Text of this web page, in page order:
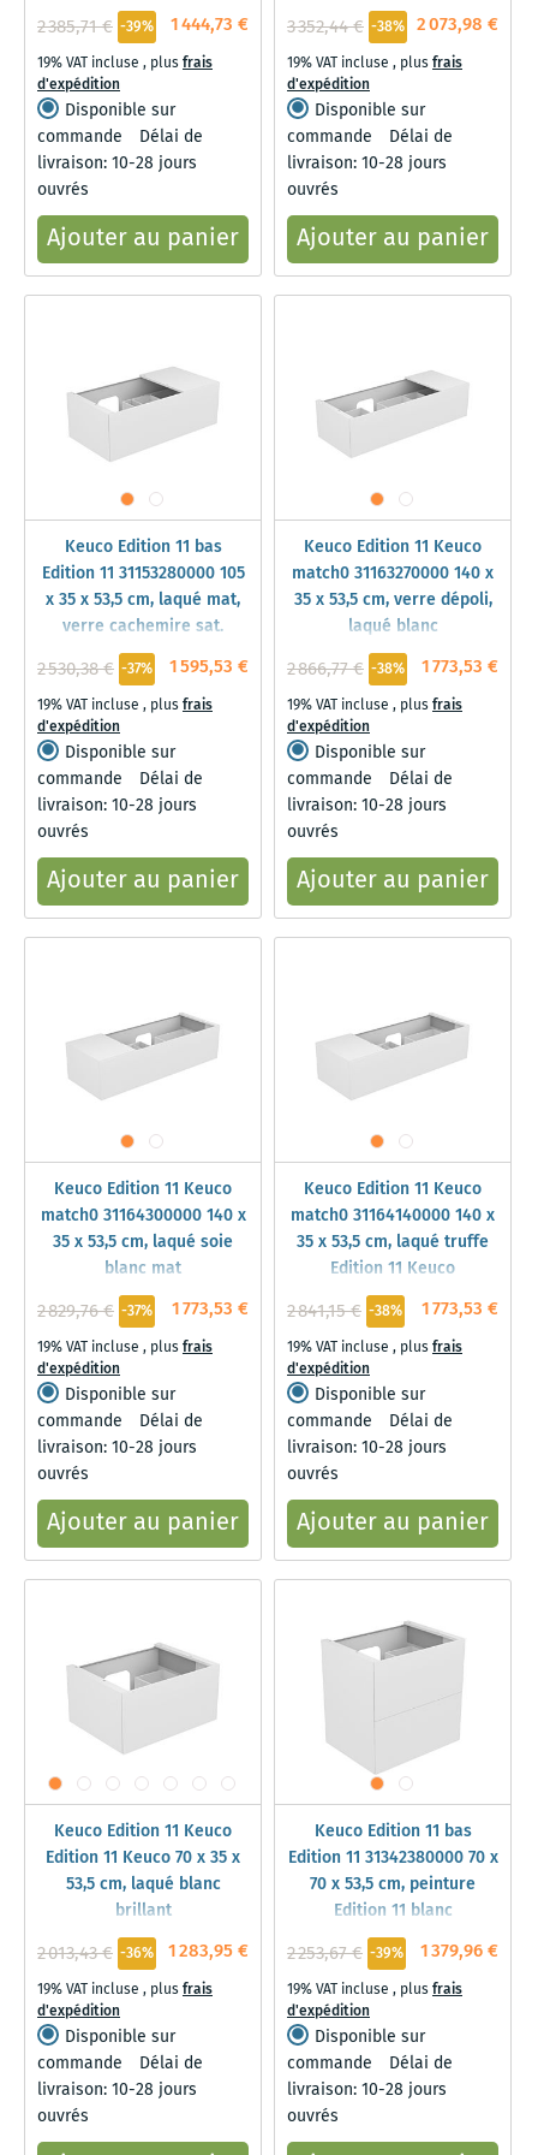
1 444,73 €
2 385,71 € -39%
19% VAT incluse , plusfrais
d'expédition
Disponible sur
commande
Délai de
livraison: 10-28 jours
ouvrés
Ajouter au panier
2 073,98 €
3 352,44 € -38%
19% VAT incluse , plusfrais
d'expédition
Disponible sur
commande
Délai de
livraison: 10-28 jours
ouvrés
Ajouter au panier
Keuco Edition 11 bas
Edition 11 31153280000 105
x 35 x 53,5 cm, laqué mat,
verre cachemire sat.
1 595,53 €
2 530,38 € -37%
19% VAT incluse , plusfrais
d'expédition
Disponible sur
commande
Délai de
livraison: 10-28 jours
ouvrés
Ajouter au panier
Keuco Edition 11 Keuco
match0 31163270000 140 x
35 x 53,5 cm, verre dépoli,
laqué blanc
1 773,53 €
2 866,77 € -38%
19% VAT incluse , plusfrais
d'expédition
Disponible sur
commande
Délai de
livraison: 10-28 jours
ouvrés
Ajouter au panier
Keuco Edition 11 Keuco
match0 31164300000 140 x
35 x 53,5 cm, laqué soie
blanc mat
1 773,53 €
2 829,76 € -37%
19% VAT incluse , plusfrais
d'expédition
Disponible sur
commande
Délai de
livraison: 10-28 jours
ouvrés
Ajouter au panier
Keuco Edition 11 Keuco
match0 31164140000 140 x
35 x 53,5 cm, laqué truffe
Edition 11 Keuco
1 773,53 €
2 841,15 € -38%
19% VAT incluse , plusfrais
d'expédition
Disponible sur
commande
Délai de
livraison: 10-28 jours
ouvrés
Ajouter au panier
Keuco Edition 11 Keuco
Edition 11 Keuco 70 x 35 x
53,5 cm, laqué blanc
brillant
1 283,95 €
2 013,43 € -36%
19% VAT incluse , plusfrais
d'expédition
Disponible sur
commande
Délai de
livraison: 10-28 jours
ouvrés
Keuco Edition 11 bas
Edition 11 31342380000 70 x
70 x 53,5 cm, peinture
Edition 11 blanc
1 379,96 €
2 253,67 € -39%
19% VAT incluse , plusfrais
d'expédition
Disponible sur
commande
Délai de
livraison: 10-28 jours
ouvrés